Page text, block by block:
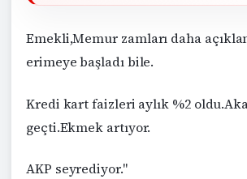
Emekli,Memur zamları daha
erimeye başladı bile.
Kredi kart faizleri aylık %2
geçti.Ekmek artıyor.
AKP seyrediyor."